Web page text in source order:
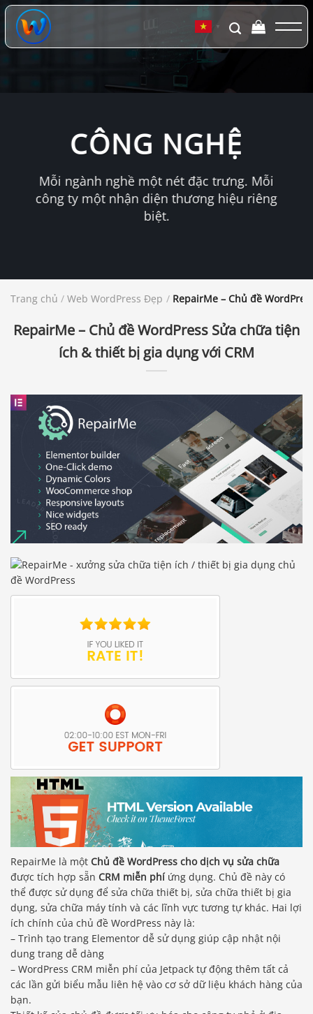
Chuyển
đến
dung
▼
CÔNG NGHỆ
Mỗi ngành nghề một nét đặc trưng. Mỗi
công ty một nhận diện thương hiệu riêng
biệt.
Trang chủ / Web WordPress Đẹp / RepairMe – Chủ đề
RepairMe – Chủ đề WordPress Sửa chữa tiện
ích & thiết bị gia dụng với CRM
RepairMe là một Chủ đề WordPress cho dịch vụ sửa chữa
được tích hợp sẵn CRM miễn phíứng dụng. Chủ đề này có
thể được sử dụng để sửa chữa thiết bị, sửa chữa thiết bị gia
dụng, sửa chữa máy tính và các lĩnh vực tương tự khác. Hai lợi
ích chính của chủ đề WordPress này là:
– Trình tạo trang Elementor dễ sử dụng giúp cập nhật nội
dung trang dễ dàng
– WordPress CRM miễn phí của Jetpack tự động thêm tất cả
các lần gửi biểu mẫu liên hệ vào cơ sở dữ liệu khách hàng của
bạn.